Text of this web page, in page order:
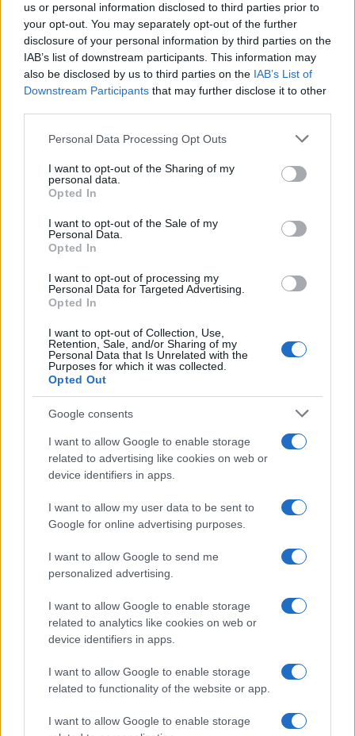
us or personal information disclosed to third parties prior to
your opt-out. You may separately opt-out of the further
disclosure of your personal information by third parties on the
IAB’s list of downstream participants. This information may
also be disclosed by us to third parties on the IAB’s List of
Downstream Participants that may further disclose it to other
Please note that this website/app uses one or more Google
not limited to your visit or usage behaviour. You may click to
grant or deny consent to Google and its third-party tags to
use your data for below specified purposes in below Google
consent section.
Personal Data Processing Opt Outs
I want to opt-out of the Sharing of my
personal data.
Opted In
I want to opt-out of the Sale of my
Personal Data.
Opted In
I want to opt-out of processing my
Personal Data for Targeted Advertising.
Opted In
I want to opt-out of Collection, Use,
Retention, Sale, and/or Sharing of my
Personal Data that Is Unrelated with the
Purposes for which it was collected.
Opted Out
Google consents
I want to allow Google to enable storage
related to advertising like cookies on web or
device identifiers in apps.
I want to allow my user data to be sent to
Google for online advertising purposes.
I want to allow Google to send me
personalized advertising.
I want to allow Google to enable storage
related to analytics like cookies on web or
device identifiers in apps.
I want to allow Google to enable storage
related to functionality of the website or app.
I want to allow Google to enable storage
Φορολοταρία: Θα κληρώνει σπίτια
και ΙΧ
24/02/2020 - 20:07
από 5.000 ευρώ
Μεγάλες αλλαγές στη
φορολοταρία: Λιγότεροι τυχεροί
19/02/2020 - 22:50
Φορολοταρία: Μεγαλύτερα
έπαθλα αλλά λιγότεροι τυχεροί
Αλλάζουν όλα στη φορολοταρία
14/02/2020 - 09:01
Φορολοταρία Δεκεμβρίου: Δείτε
αν είστε ανάμεσα στους νικητές
των 1.000 ευρώ
Κληρώνει σήμερα η φορολοταρία
για τα 1.000 ευρώ
30/01/2020 - 12:33